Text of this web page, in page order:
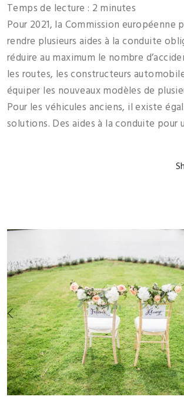
Temps de lecture : 2 minutes
Pour 2021, la Commission européenne
rendre plusieurs aides à la conduite
réduire au maximum le nombre
les routes, les constructeurs
équiper les nouveaux modèles de
Pour les véhicules anciens, il existe
solutions. Des aides à la conduite pour